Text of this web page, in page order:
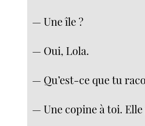
— Une île ?
— Oui, Lola.
— Qu’est-ce que tu
— Une copine à toi. Elle